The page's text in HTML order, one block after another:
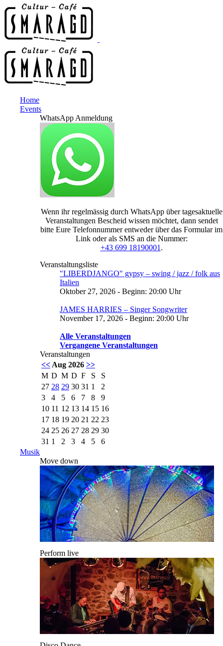
Home
Events
WhatsApp Anmeldung
Wenn ihr regelmässig durch WhatsApp über tagesaktuelle
Veranstaltungen Bescheid wissen möchtet, dann sendet
bitte Eure Telefonnummer entweder über das Formular im
Link oder als SMS an die Nummer:
+43 699 18190001 .
Veranstaltungsliste
"LIBERDJANGO" gypsy – swing / jazz / folk aus
Italien
Oktober 27, 2026 - Beginn: 20:00 Uhr
JAMES HARRIES – Singer Songwriter
November 17, 2026 - Beginn: 20:00 Uhr
Alle Veranstaltungen
Vergangene Veranstaltungen
Veranstaltungen
<< Aug 2026 >>
M D M D F S
S
27 28 29 30 31 1
2
3
4 5 6 7 8
9
10 11 12 13 14 15 16
17 18 19 20 21 22 23
24 25 26 27 28 29 30
31 1 2 3 4 5
6
Musik
Move down
Perform live